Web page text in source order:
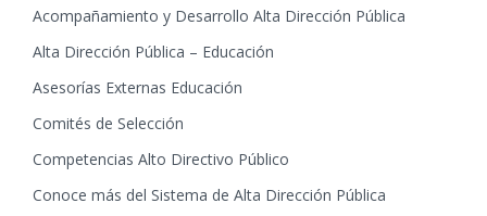
Acompañamiento y Desarrollo Alta Dirección Pública
Alta Dirección Pública – Educación
Asesorías Externas Educación
Comités de Selección
Competencias Alto Directivo Público
Conoce más del Sistema de Alta Dirección Pública